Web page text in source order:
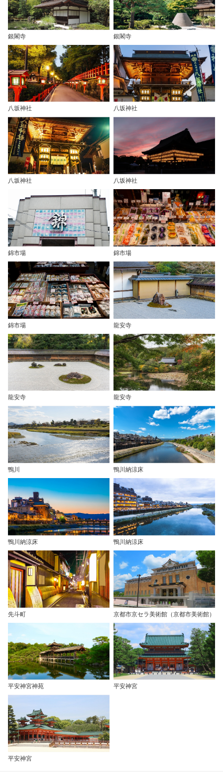
銀閣寺 銀閣寺
八坂神社 八坂神社
八坂神社 八坂神社
錦市場 錦市場
錦市場 龍安寺
龍安寺 龍安寺
鴨川 鴨川納涼床
鴨川納涼床 鴨川納涼床
先斗町 京都市京セラ美術館（京都市美術館）
平安神宮神苑 平安神宮
平安神宮